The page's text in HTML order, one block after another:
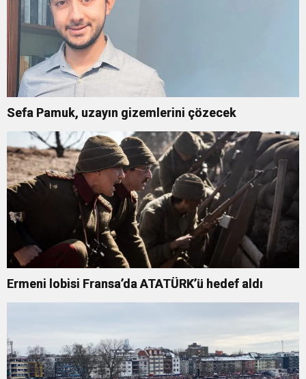
Sefa Pamuk, uzayın gizemlerini çözecek
Ermeni lobisi Fransa’da ATATÜRK’ü hedef aldı